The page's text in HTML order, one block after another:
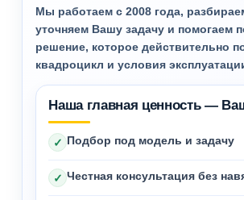
Мы работаем с 2008 года,
уточняем Вашу задачу и помогаем
решение, которое действительно
квадроцикл и условия
Наша главная ценность —
✓ Подбор под модель и задачу
✓ Честная консультация без